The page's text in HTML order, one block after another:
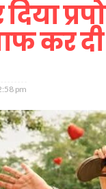
कर
pm